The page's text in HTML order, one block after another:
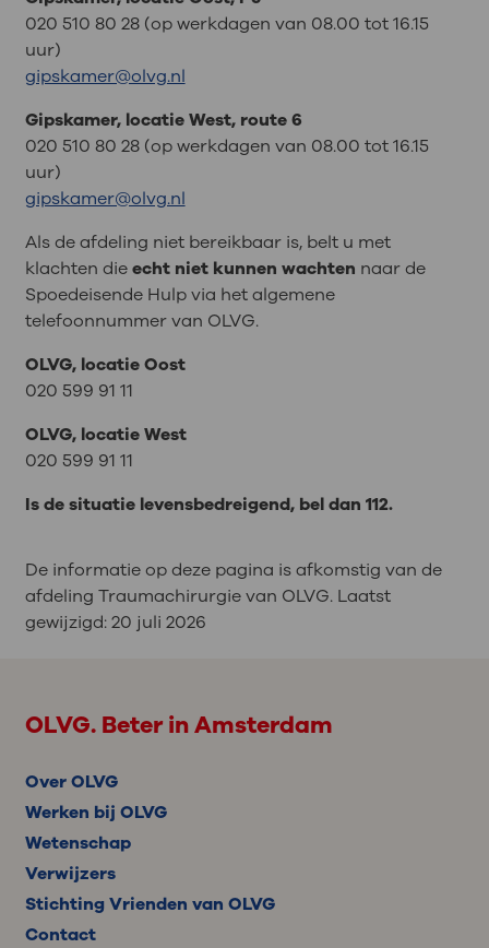
020 510 80 28 (op werkdagen van 08.00 tot 16.15
uur)
gipskamer@olvg.nl
Gipskamer, locatie West, route 6
020 510 80 28 (op werkdagen van 08.00 tot 16.15
uur)
gipskamer@olvg.nl
Als de afdeling niet bereikbaar is, belt u met
klachten dieecht niet kunnen wachten naar de
Spoedeisende Hulp via het algemene
telefoonnummer van OLVG.
OLVG, locatie Oost
020 599 91 11
OLVG, locatie West
020 599 91 11
Is de situatie levensbedreigend, bel dan 112.
De informatie op deze pagina is afkomstig van de
afdeling Traumachirurgie van OLVG. Laatst
gewijzigd:20 juli 2026
OLVG. Beter in Amsterdam
Over OLVG
Werken bij OLVG
Wetenschap
Verwijzers
Stichting Vrienden van OLVG
Contact